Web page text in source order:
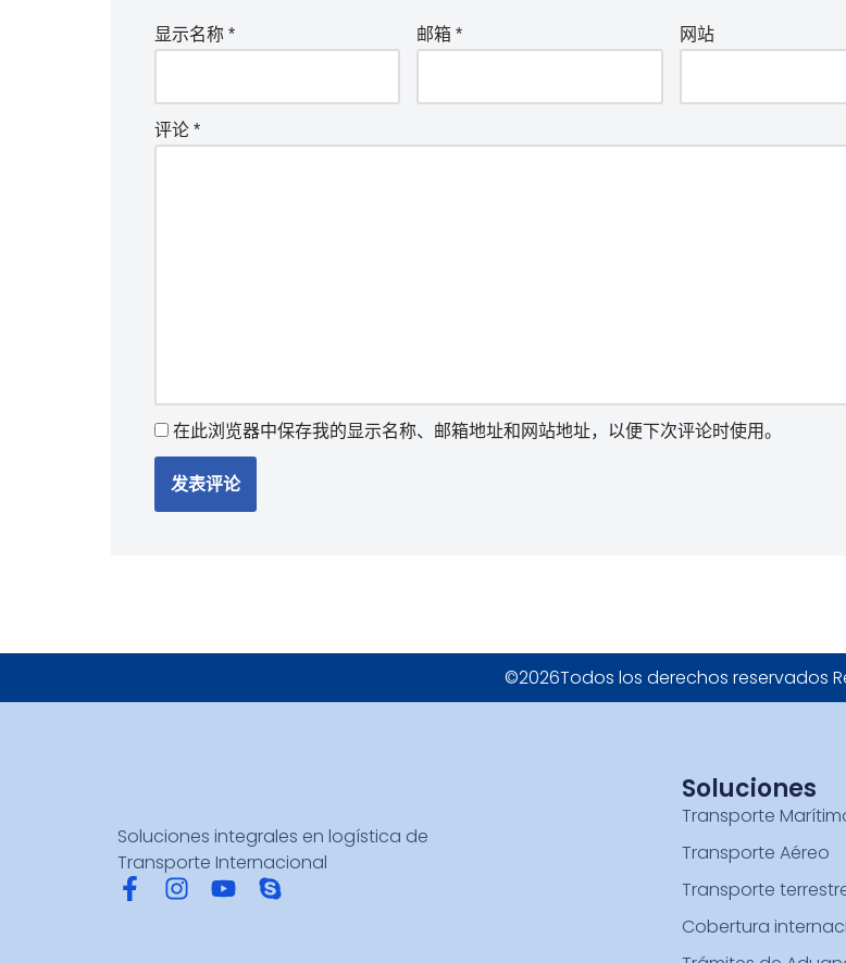
显示名称 * 邮箱* 网站
评论 *
在此浏览器中保存我的显示名称、邮箱地址和网站地址，以便下次评论时使用。
©2026Todos los derechos reservados
Soluciones integrales en logística de
Transporte Internacional
Soluciones
Transporte
Transporte Aéreo
Transporte
Cobertura